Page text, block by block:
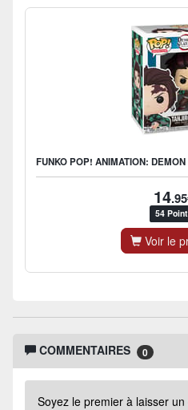
14
54
Voir le
COMMENTAIRES 0
Soyez le premier à laisser